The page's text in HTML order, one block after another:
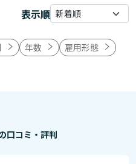
表示順
年数 雇用形態
口コミ・評判